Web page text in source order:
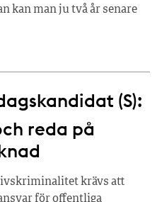
kan man ju två år senare
(S):
reda på
krävs att
för offentliga